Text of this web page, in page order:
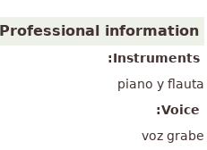
Professional information
Instruments:
piano y flauta
Voice:
voz grabe